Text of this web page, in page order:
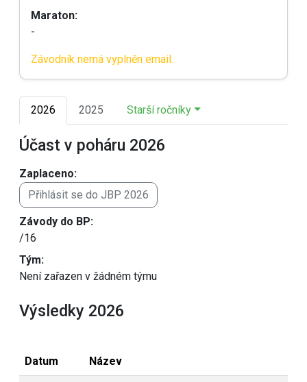
Maraton:
-
Závodník nemá vyplněn email.
2026 2025 Starší ročníky
Účast v poháru 2026
Zaplaceno:
Přihlásit se do JBP 2026
Závody do BP:
/16
Tým:
Není zařazen v žádném týmu
Výsledky 2026
Datum Název